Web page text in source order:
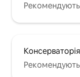
Рекомендують
Рекомендують